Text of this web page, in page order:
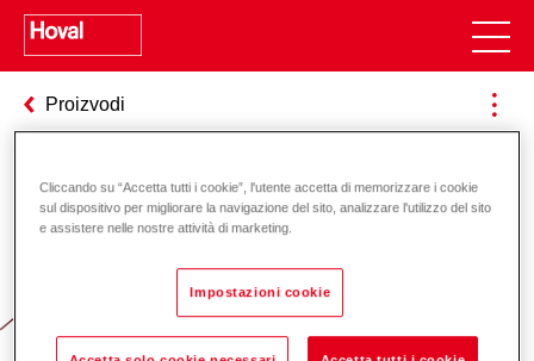
Proizvodi
Odgovornost za energiju i okoliš
Cliccando su “Accetta tutti i cookie”, l'utente accetta di memorizzare i cookie
sul dispositivo per migliorare la navigazione del sito, analizzare l'utilizzo del sito
e assistere nelle nostre attività di marketing.
Impostazioni cookie